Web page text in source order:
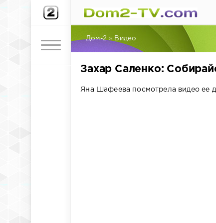
Дом-2 » Видео
Захар Саленко:
Яна Шафеева посмотрела видео ее